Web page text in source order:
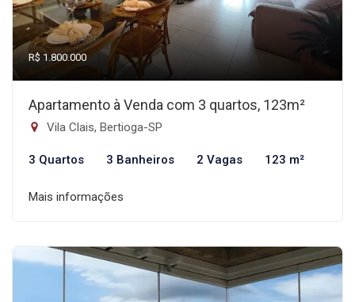
R$ 1.800.000
Apartamento à Venda com 3 quartos, 123m²
Vila Clais, Bertioga-SP
3 Quartos 3 Banheiros 2 Vagas 123 m²
Mais informações